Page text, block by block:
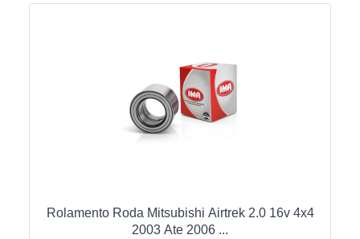
Rolamento Roda Mitsubishi Airtrek 2.0 16v 4x4
2003 Ate 2006 ...